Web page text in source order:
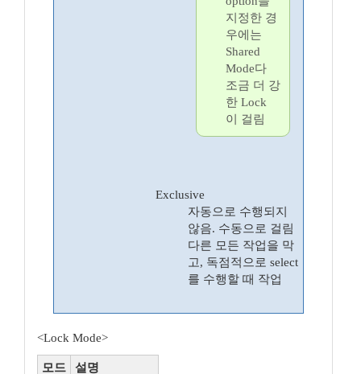
지정한 경
우에는
Shared
Mode다
조금 더 강
한 Lock
이 걸림
Exclusive
자동으로 수행되지
않음. 수동으로 걸림
다른 모든 작업을 막
고, 독점적으로 select
를 수행할 때 작업
<Lock Mode>
모드
설명